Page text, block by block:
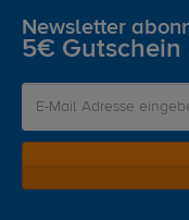
Newsletter
5€ Gutschein